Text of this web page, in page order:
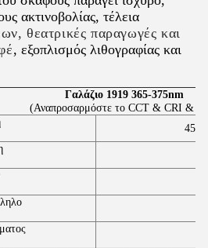
ακτινοβολίας, τέλεια
θεατρικές παραγωγές και
, εξοπλισμός λιθογραφίας και
Γαλάζιο 1919 365-375nm
(Αναπροσαρμόστε το CCT & CRI &
45-